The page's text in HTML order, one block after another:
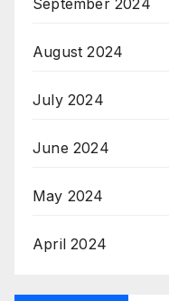
September 2024
August 2024
July 2024
June 2024
May 2024
April 2024